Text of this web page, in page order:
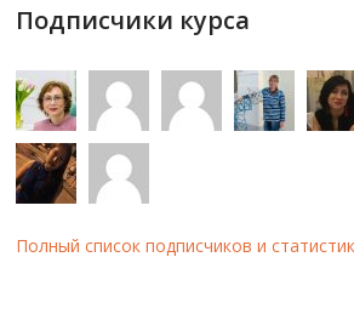
Подписчики курса
Полный список подписчиков и